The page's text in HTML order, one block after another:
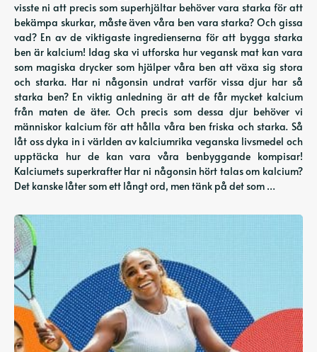
visste ni att precis som superhjältar behöver vara starka för att
bekämpa skurkar, måste även våra ben vara starka? Och gissa
vad? En av de viktigaste ingredienserna för att bygga starka
ben är kalcium! Idag ska vi utforska hur vegansk mat kan vara
som magiska drycker som hjälper våra ben att växa sig stora
och starka. Har ni någonsin undrat varför vissa djur har så
starka ben? En viktig anledning är att de får mycket kalcium
från maten de äter. Och precis som dessa djur behöver vi
människor kalcium för att hålla våra ben friska och starka. Så
låt oss dyka in i världen av kalciumrika veganska livsmedel och
upptäcka hur de kan vara våra benbyggande kompisar!
Kalciumets superkrafter Har ni någonsin hört talas om kalcium?
Det kanske låter som ett långt ord, men tänk på det som …